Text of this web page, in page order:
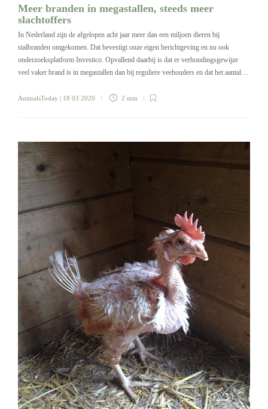
Meer branden in megastallen, steeds meer
slachtoffers
In Nederland zijn de afgelopen acht jaar meer dan een miljoen dieren bij
stalbranden omgekomen. Dat bevestigt onze eigen berichtgeving en nu ook
onderzoeksplatform Investico. Opvallend daarbij is dat er verhoudingsgewijze
veel vaker brand is in megastallen dan bij reguliere veehouders en dat het aantal…
AnimalsToday | 18 03 2020 2 min